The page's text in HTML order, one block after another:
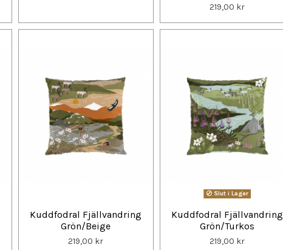
219,00 kr
Kuddfodral Fjällvandring
Grön/Beige
219,00 kr
Slut i Lager
Kuddfodral Fjällvandring
Grön/Turkos
219,00 kr